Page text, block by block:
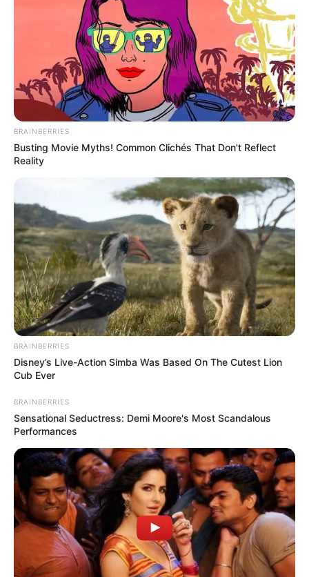
CIDADE
Show de pagode é interrompido por estar
BRAINBERRIES
Busting Movie Myths! Common Clichés That Don't Reflect
Reality
BRAINBERRIES
Disney’s Live-Action Simba Was Based On The Cutest Lion
Cub Ever
BRAINBERRIES
Sensational Seductress: Demi Moore's Most Scandalous
Performances